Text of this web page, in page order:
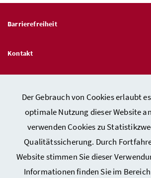
Der Gebrauch von Cookies erlaubt
optimale Nutzung dieser Website
verwenden Cookies zu
Qualitätssicherung. Durch
Website stimmen Sie dieser
Informationen finden Sie im Bereich
Barrierefreiheit
Kontakt
Hinweisgeber:innen – Stelle für